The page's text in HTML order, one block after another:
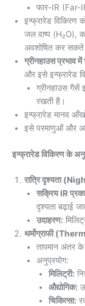
फार-IR (Far-
इन्फ्रारेड विकिरण
जल वाष्प (H₂O),
अवशोषित कर सकते
ग्रीनहाउस प्रभाव में
और इसे इन्फ्रारेड
ग्रीनहाउस गैसें
रखती हैं।
इन्फ्रारेड मानव
इसे परमाणुओं और
इन्फ्रारेड विकिरण के
रात्रि दृश्यता
सक्रिय IR
दृश्यता बढ़ाई
उदाहरण:
थर्मोग्राफी
तापमान अंतर
अनुप्रयोग:
मिलिट्री:
औद्योगिक:
चिकित्सा: